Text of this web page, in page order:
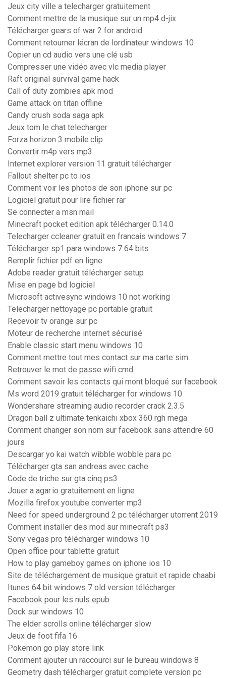
Jeux city ville a telecharger gratuitement
Comment mettre de la musique sur un mp4 d-jix
Télécharger gears of war 2 for android
Comment retourner lécran de lordinateur windows 10
Copier un cd audio vers une clé usb
Compresser une vidéo avec vlc media player
Raft original survival game hack
Call of duty zombies apk mod
Game attack on titan offline
Candy crush soda saga apk
Jeux tom le chat telecharger
Forza horizon 3 mobile.clip
Convertir m4p vers mp3
Internet explorer version 11 gratuit télécharger
Fallout shelter pc to ios
Comment voir les photos de son iphone sur pc
Logiciel gratuit pour lire fichier rar
Se connecter a msn mail
Minecraft pocket edition apk télécharger 0.14.0
Telecharger ccleaner gratuit en francais windows 7
Télécharger sp1 para windows 7 64 bits
Remplir fichier pdf en ligne
Adobe reader gratuit télécharger setup
Mise en page bd logiciel
Microsoft activesync windows 10 not working
Telecharger nettoyage pc portable gratuit
Recevoir tv orange sur pc
Moteur de recherche internet sécurisé
Enable classic start menu windows 10
Comment mettre tout mes contact sur ma carte sim
Retrouver le mot de passe wifi cmd
Comment savoir les contacts qui mont bloqué sur facebook
Ms word 2019 gratuit télécharger for windows 10
Wondershare streaming audio recorder crack 2.3.5
Dragon ball z ultimate tenkaichi xbox 360 rgh mega
Comment changer son nom sur facebook sans attendre 60
jours
Descargar yo kai watch wibble wobble para pc
Télécharger gta san andreas avec cache
Code de triche sur gta cinq ps3
Jouer a agar.io gratuitement en ligne
Mozilla firefox youtube converter mp3
Need for speed underground 2 pc télécharger utorrent 2019
Comment installer des mod sur minecraft ps3
Sony vegas pro télécharger windows 10
Open office pour tablette gratuit
How to play gameboy games on iphone ios 10
Site de téléchargement de musique gratuit et rapide chaabi
Itunes 64 bit windows 7 old version télécharger
Facebook pour les nuls epub
Dock sur windows 10
The elder scrolls online télécharger slow
Jeux de foot fifa 16
Pokemon go play store link
Comment ajouter un raccourci sur le bureau windows 8
Geometry dash télécharger gratuit complete version pc